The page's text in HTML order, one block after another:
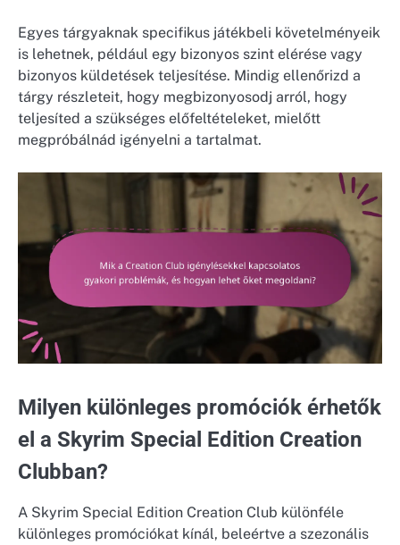
Egyes tárgyaknak specifikus játékbeli követelményeik
is lehetnek, például egy bizonyos szint elérése vagy
bizonyos küldetések teljesítése. Mindig ellenőrizd a
tárgy részleteit, hogy megbizonyosodj arról, hogy
teljesíted a szükséges előfeltételeket, mielőtt
megpróbálnád igényelni a tartalmat.
Milyen különleges promóciók érhetők
el a Skyrim Special Edition Creation
Clubban?
A Skyrim Special Edition Creation Club különféle
különleges promóciókat kínál, beleértve a szezonális